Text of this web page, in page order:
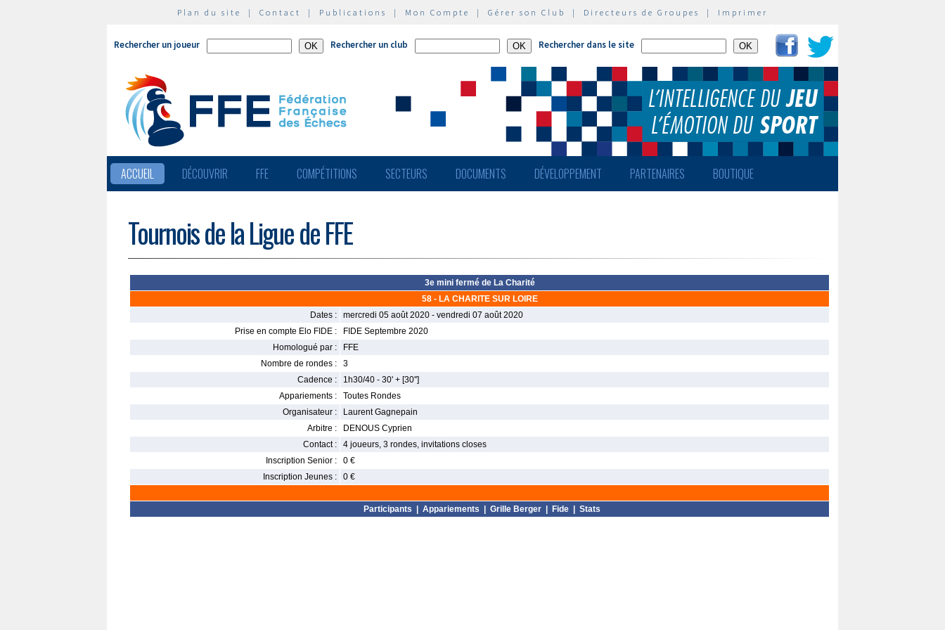
Plan du site | Contact | Publications | Mon Compte | Gérer son Club | Directeurs de Groupes | Imprimer
Rechercher un joueur Rechercher un club Rechercher dans le site
ACCUEIL DÉCOUVRIR FFE COMPÉTITIONS SECTEURS DOCUMENTS DÉVELOPPEMENT PARTENAIRES BOUTIQUE
Tournois de la Ligue de FFE
3e mini fermé de La Charité
58 - LA CHARITE SUR LOIRE
Dates :
mercredi 05 août 2020 - vendredi 07 août 2020
Prise en compte Elo FIDE :
FIDE Septembre 2020
Homologué par :
FFE
Nombre de rondes :
3
Cadence :
1h30/40 - 30' + [30'']
Appariements :
Toutes Rondes
Organisateur :
Laurent Gagnepain
Arbitre :
DENOUS Cyprien
Contact :
4 joueurs, 3 rondes, invitations closes
Inscription Senior :
0 €
Inscription Jeunes :
0 €
Participants Appariements Grille Berger| Fide| Stats